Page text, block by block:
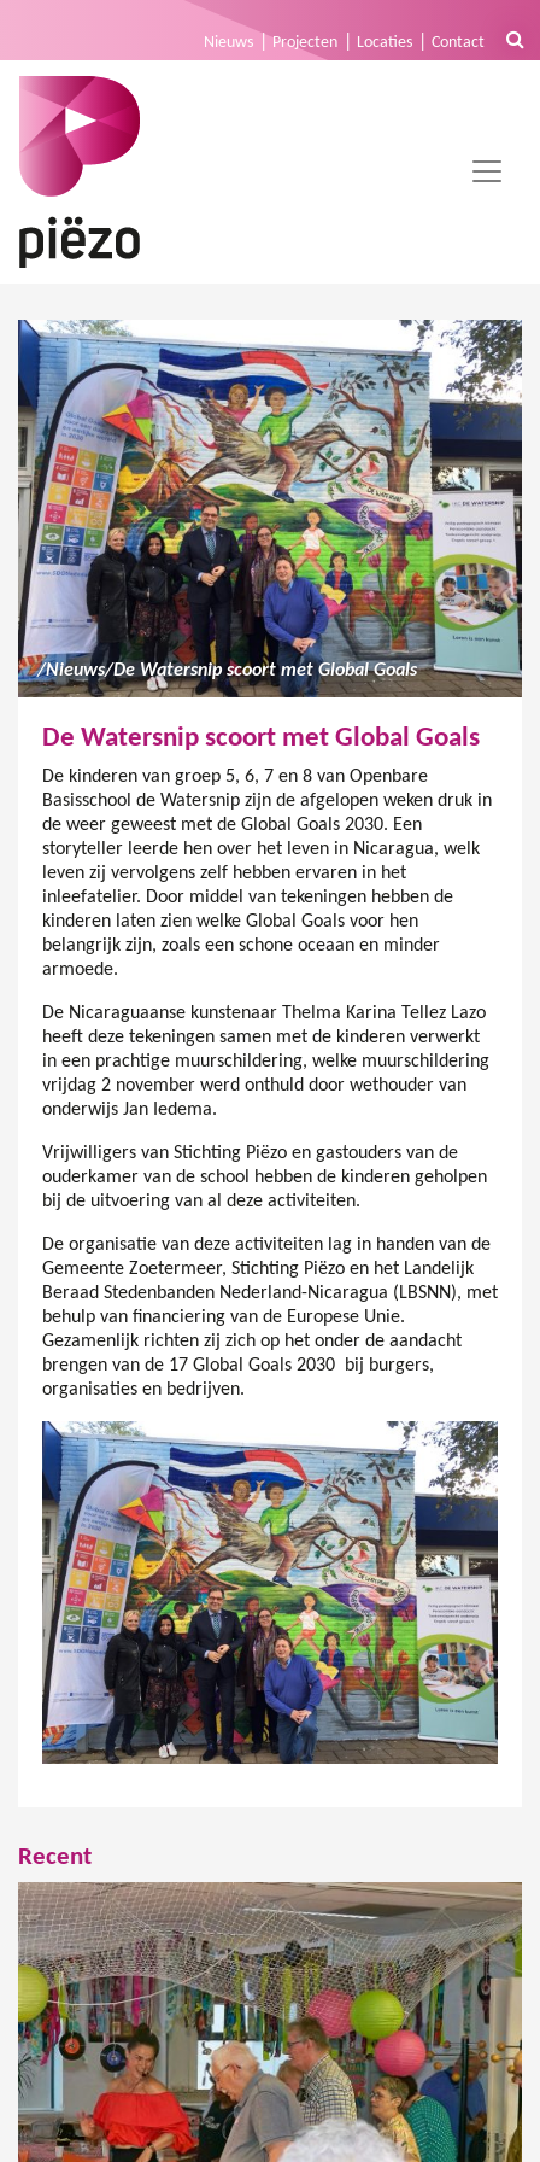
Nieuws Projecten Locaties Contact
/Nieuws/De Watersnip scoort met Global Goals
De Watersnip scoort met Global Goals
De kinderen van groep 5, 6, 7 en 8 van Openbare
Basisschool de Watersnip zijn de afgelopen weken druk in
de weer geweest met de Global Goals 2030. Een
storyteller leerde hen over het leven in Nicaragua, welk
leven zij vervolgens zelf hebben ervaren in het
inleefatelier. Door middel van tekeningen hebben de
kinderen laten zien welke Global Goals voor hen
belangrijk zijn, zoals een schone oceaan en minder
armoede.
De Nicaraguaanse kunstenaar Thelma Karina Tellez Lazo
heeft deze tekeningen samen met de kinderen verwerkt
in een prachtige muurschildering, welke muurschildering
vrijdag 2 november werd onthuld door wethouder van
onderwijs Jan Iedema.
Vrijwilligers van Stichting Piëzo en gastouders van de
ouderkamer van de school hebben de kinderen geholpen
bij de uitvoering van al deze activiteiten.
De organisatie van deze activiteiten lag in handen van de
Gemeente Zoetermeer, Stichting Piëzo en het Landelijk
Beraad Stedenbanden Nederland-Nicaragua (LBSNN), met
behulp van financiering van de Europese Unie.
Gezamenlijk richten zij zich op het onder de aandacht
brengen van de 17 Global Goals 2030 bij burgers,
organisaties en bedrijven.
Recent